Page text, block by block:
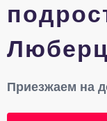
Приезжаем на